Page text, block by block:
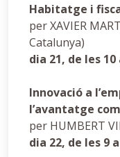
Habitatge i
per XAVIER
Catalunya)
dia 21, de les
Innovació a
l’avantatge
per HUMBERT
dia 22, de les 9